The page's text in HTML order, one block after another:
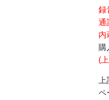
録
通
内
購
(
ペ